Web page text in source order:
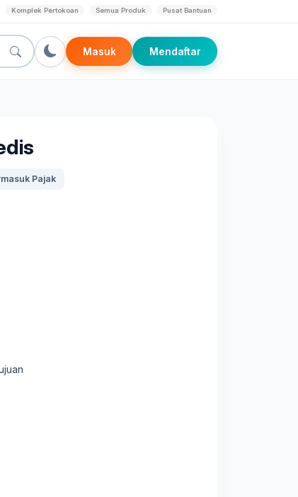
Komplek Pertokoan Semua Produk Pusat Bantuan
Masuk Mendaftar
Pajak